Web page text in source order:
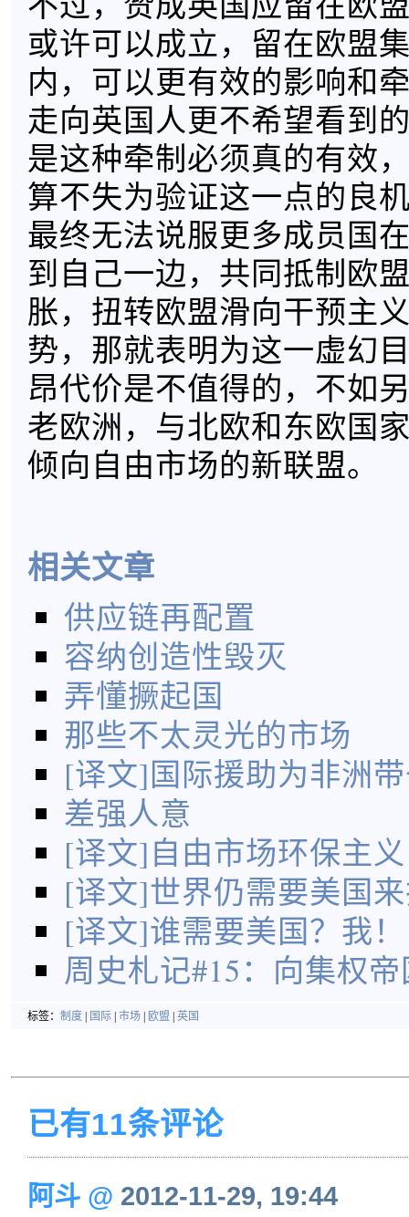
或许可以成立，留在欧盟
内，可以更有效的影响和
走向英国人更不希望看到
是这种牵制必须真的有效
算不失为验证这一点的良
最终无法说服更多成员国
到自己一边，共同抵制欧
胀，扭转欧盟滑向干预主
势，那就表明为这一虚幻
昂代价是不值得的，不如
老欧洲，与北欧和东欧国
倾向自由市场的新联盟。
相关文章
供应链再配置
容纳创造性毁灭
弄懂撅起国
那些不太灵光的市场
[译文]国际援助为非洲
差强人意
[译文]自由市场环保主义
[译文]世界仍需要美国
[译文]谁需要美国？我！
周史札记#15：向集权
标签： 制度 国际 市场 欧盟 英国
已有11条评论
阿斗 @ 2012-11-29, 19:44